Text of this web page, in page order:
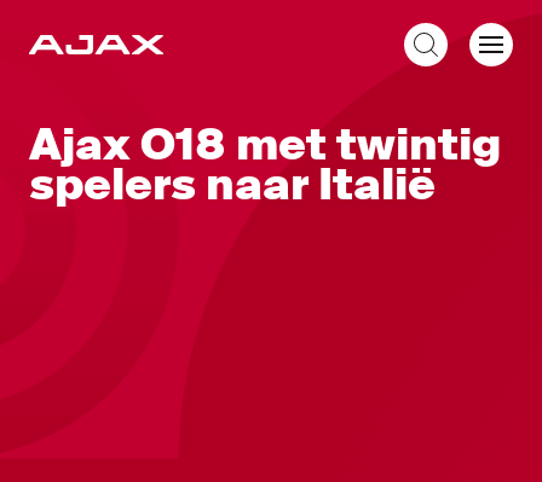
Ajax O18 met twintig
spelers naar Italië